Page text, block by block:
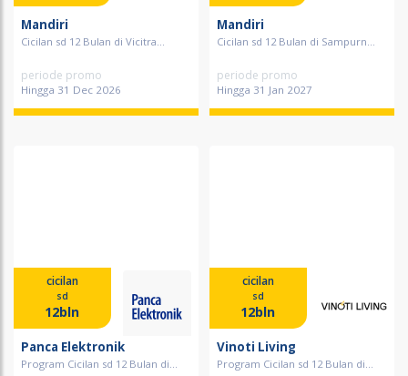
Mandiri
Cicilan sd 12 Bulan di Vicitra...
periode promo
Hingga 31 Dec 2026
Mandiri
Cicilan sd 12 Bulan di Sampurn...
periode promo
Hingga 31 Jan 2027
cicilan
sd
12bln
Panca Elektronik
Program Cicilan sd 12 Bulan di...
cicilan
sd
12bln
Vinoti Living
Program Cicilan sd 12 Bulan di...